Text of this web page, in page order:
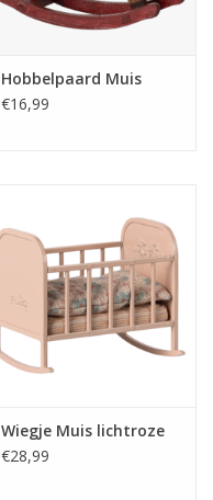
Hobbelpaard Muis
€16,99
Wiegje Muis lichtroze
€28,99